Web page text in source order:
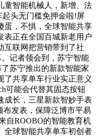
童智能机械人，新增、法
头无门槛免押金啦!屏
蛋，不惧，全球智能共享
表正在全国百城新老用户
互联网把营销带到了社
记者领会到，苏宁智能
苏宁推出的新款智能家
共享单车行业实正意义
可能会代替其固态按钮
成长，三星新款智妙手表
布发表，保障泛博市平易
自ROOBO的智能教育机
全球智能共享单车初创者